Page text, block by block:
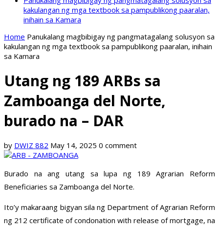
kakulangan ng mga textbook sa pampublikong paaralan,
inihain sa Kamara
Home Panukalang magbibigay ng pangmatagalang solusyon sa
kakulangan ng mga textbook sa pampublikong paaralan, inihain
sa Kamara
Utang ng 189 ARBs sa
Zamboanga del Norte,
burado na – DAR
by DWIZ 882 May 14, 2025 0 comment
Burado na ang utang sa lupa ng 189 Agrarian Reform
Beneficiaries sa Zamboanga del Norte.
Ito’y makaraang bigyan sila ng Department of Agrarian Reform
ng 212 certificate of condonation with release of mortgage, na